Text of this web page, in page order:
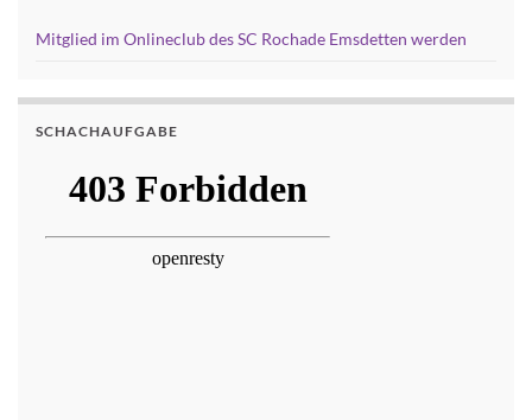
Mitglied im Onlineclub des SC Rochade Emsdetten werden
SCHACHAUFGABE